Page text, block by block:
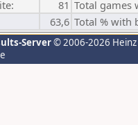
81 Total games
63,6 Total % with
Server© 2006-2026